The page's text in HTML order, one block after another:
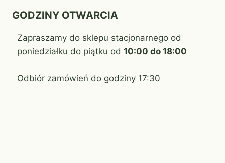
GODZINY OTWARCIA
Zapraszamy do sklepu stacjonarnego od
poniedziałku do piątku od 10:00 do 18:00
Odbiór zamówień do godziny 17:30